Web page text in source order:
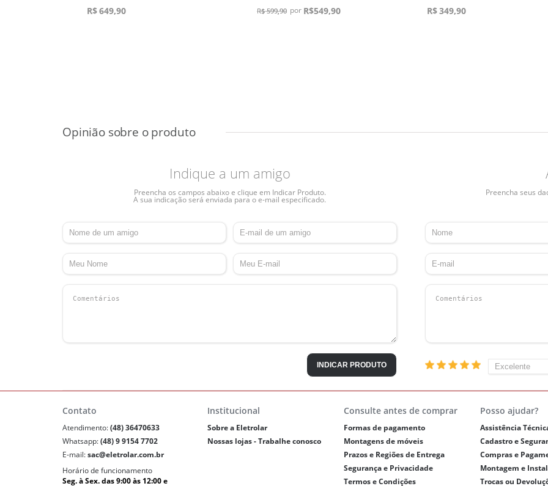
R$649,90 R$ 599,90 R$549,90 R$349,90
Indique a um amigo
Preencha os campos abaixo e clique em Indicar Produto.
A sua indicação será enviada para o e-mail especificado.
INDICAR PRODUTO
Preencha seus
Contato
Atendimento:(48) 36470633
Whatsapp:(48) 9 9154 7702
E-mail:sac@eletrolar.com.br
Horário de funcionamento
Seg. à Sex. das 9:00 às 12:00 e
Institucional
Sobre a Eletrolar
Nossas lojas - Trabalhe conosco
Consulte antes de comprar
Formas de pagamento
Montagens de móveis
Prazos e Regiões de Entrega
Segurança e Privacidade
Termos e Condições
Posso ajudar?
Assistência
Cadastro e
Compras e
Montagem e
Trocas ou